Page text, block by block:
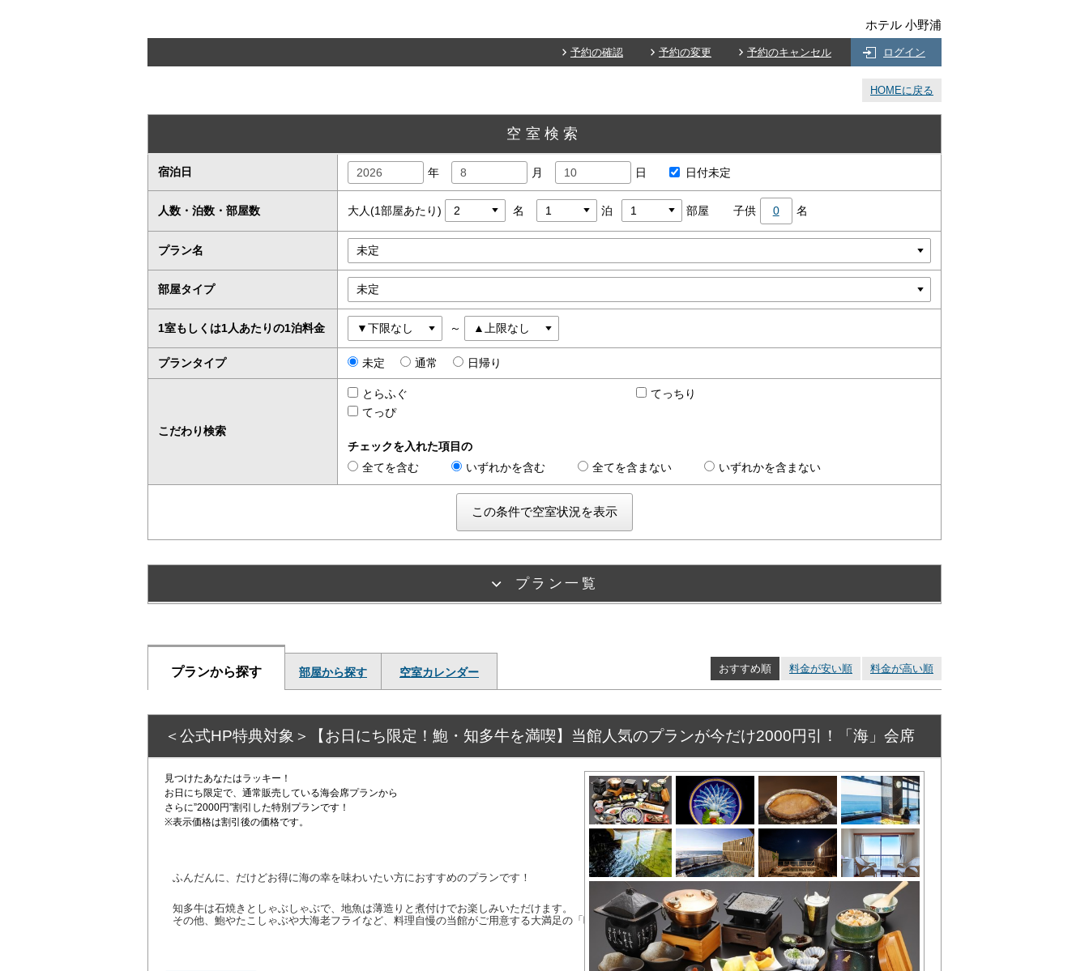
ホテル 小野浦
予約の確認 予約の変更 予約のキャンセル ログイン
HOMEに戻る
空室検索
宿泊日 年 月 日 日付未定
人数・泊数・部屋数 大人(1部屋あたり) 名 泊 部屋 子供 0 名
プラン名
部屋タイプ
1室もしくは1人あたりの1泊料金 ～
プランタイプ 未定 通常 日帰り
こだわり検索
とらふぐ
てっぴ
てっちり
チェックを入れた項目の
全てを含む
いずれかを含む 全てを含まない いずれかを含まない
プラン一覧
プランから探す 部屋から探す 空室カレンダー おすすめ順 料金が安い順 料金が高い順
＜公式HP特典対象＞【お日にち限定！鮑・知多牛を満喫】当館人気のプランが今だけ2000円引！「海」会席
見つけたあなたはラッキー！
お日にち限定で、通常販売している海会席プランから
さらに”2000円”割引した特別プランです！
※表示価格は割引後の価格です。
ふんだんに、だけどお得に海の幸を味わいたい方におすすめのプランです！
知多牛は石焼きとしゃぶしゃぶで、地魚は薄造りと煮付けでお楽しみいただけます。
その他、鮑やたこしゃぶや大海老フライなど、料理自慢の当館がご用意する大満足の「味とボリューム」になっております！